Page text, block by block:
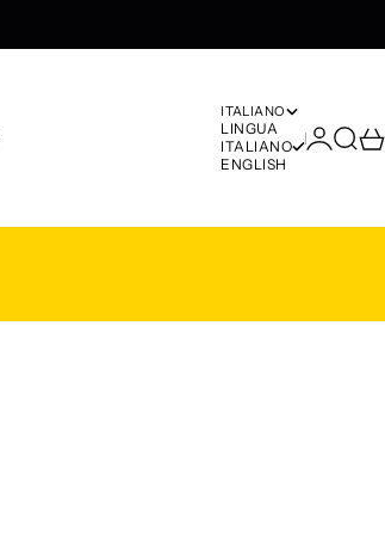
ITALIANO
LINGUA
ITALIANO
ENGLISH
AccediCerca